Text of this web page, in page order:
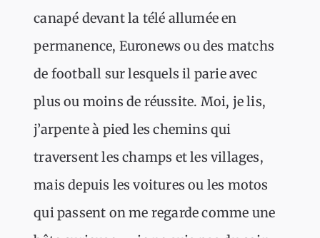
canapé devant la télé allumée en
permanence, Euronews ou des matchs
de football sur lesquels il parie avec
plus ou moins de réussite. Moi, je lis,
j’arpente à pied les chemins qui
traversent les champs et les villages,
mais depuis les voitures ou les motos
qui passent on me regarde comme une